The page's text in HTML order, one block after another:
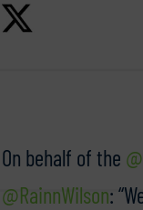
On behalf of the
@RainnWilson: